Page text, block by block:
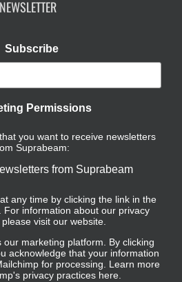
NEWSLETTER
Subscribe
Permissions
you want to receive newsletters
Suprabeam:
from Suprabeam
any time by clicking the link in the
For information about our privacy
visit our website.
our marketing platform. By clicking
acknowledge that your information
for processing. Learn more
privacy practices here.